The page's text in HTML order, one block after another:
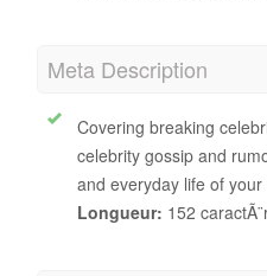
Meta Description
Covering breaking
celebrity gossip and
and everyday life of
Longueur: 152